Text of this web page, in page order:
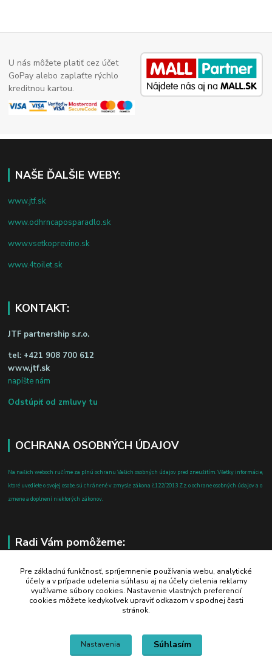
U nás môžete platiť cez účet
GoPay alebo zaplaťte rýchlo
kreditnou kartou.
NAŠE ĎALŠIE WEBY:
www.jtf.sk
www.odhrncaposparadlo.sk
www.vsetkoprevino.sk
www.4toilet.sk
KONTAKT:
JTF partnership s.r.o.
tel: +421 908 700 612
www.jtf.sk
napíšte nám
Odstúpiť od zmluvy tu
OCHRANA OSOBNÝCH ÚDAJOV
Na našich weboch ručíme za plnú ochranu Vašich osobných údajov pred zneužitím. Všetky informácie,
ktoré uvediete o svojej osobe, sú chránené v zmysle zákona č.122/2013 Z.z. o ochrane osobných údajov a o
zmene a doplnení niektorých zákonov.
Radi Vám pomôžeme:
+421 908 700 612
po-pia: 8.00 - 16.00
business@jtf.sk
Pre základnú funkčnosť, spríjemnenie používania webu, analytické
účely a v prípade udelenia súhlasu aj na účely cielenia reklamy
využívame súbory cookies. Nastavenie vlastných preferencií
cookies môžete kedykoľvek upraviť odkazom v spodnej časti
stránok.
Nastavenia Súhlasím